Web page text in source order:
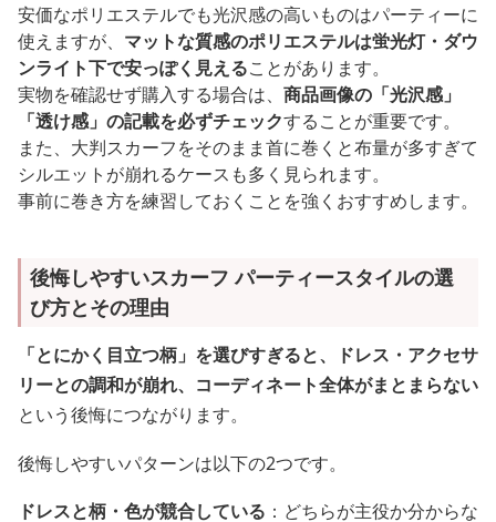
安価なポリエステルでも光沢感の高いものはパーティーに
使えますが、 マットな質感のポリエステルは蛍光灯・ダウ
ンライト下で安っぽく見えることがあります。
実物を確認せず購入する場合は、 商品画像の「光沢感」
「透け感」の記載を必ずチェックすることが重要です。
また、大判スカーフをそのまま首に巻くと布量が多すぎて
シルエットが崩れるケースも多く見られます。
事前に巻き方を練習しておくことを強くおすすめします。
後悔しやすいスカーフ パーティースタイルの選
び方とその理由
「とにかく目立つ柄」を選びすぎると、ドレス・アクセサ
リーとの調和が崩れ、コーディネート全体がまとまらない
という後悔につながります。
後悔しやすいパターンは以下の2つです。
ドレスと柄・色が競合している ：どちらが主役か分からな